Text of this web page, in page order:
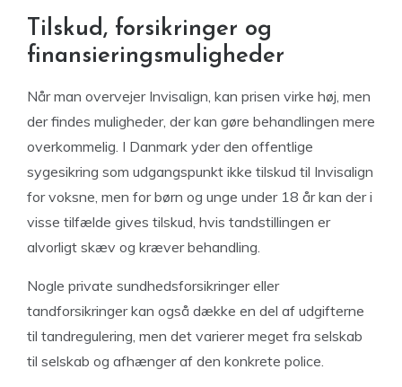
Tilskud, forsikringer og
finansieringsmuligheder
Når man overvejer Invisalign, kan prisen virke høj, men
der findes muligheder, der kan gøre behandlingen mere
overkommelig. I Danmark yder den offentlige
sygesikring som udgangspunkt ikke tilskud til Invisalign
for voksne, men for børn og unge under 18 år kan der i
visse tilfælde gives tilskud, hvis tandstillingen er
alvorligt skæv og kræver behandling.
Nogle private sundhedsforsikringer eller
tandforsikringer kan også dække en del af udgifterne
til tandregulering, men det varierer meget fra selskab
til selskab og afhænger af den konkrete police.